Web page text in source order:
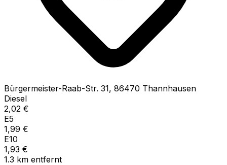
Bürgermeister-Raab-Str. 31, 86470 Thannhausen
Diesel
2,02 €
E5
1,99 €
E10
1,93 €
1.3 km entfernt